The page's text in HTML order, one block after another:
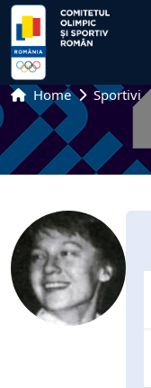
Home Sportivi